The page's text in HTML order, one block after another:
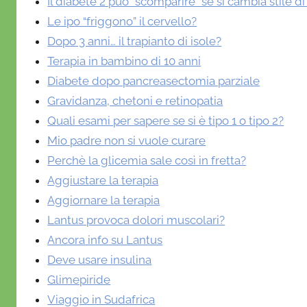
Le ipo “friggono” il cervello?
Dopo 3 anni… il trapianto di isole?
Terapia in bambino di 10 anni
Diabete dopo pancreasectomia parziale
Gravidanza, chetoni e retinopatia
Quali esami per sapere se si è tipo 1 o tipo 2?
Mio padre non si vuole curare
Perchè la glicemia sale così in fretta?
Aggiustare la terapia
Aggiornare la terapia
Lantus provoca dolori muscolari?
Ancora info su Lantus
Deve usare insulina
Glimepiride
Viaggio in Sudafrica